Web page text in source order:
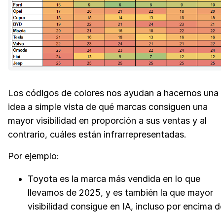
Los códigos de colores nos ayudan a hacernos una
idea a simple vista de qué marcas consiguen una
mayor visibilidad en proporción a sus ventas y al
contrario, cuáles están infrarrepresentadas.
Por ejemplo:
Toyota es la marca más vendida en lo que
llevamos de 2025, y es también la que mayor
visibilidad consigue en IA, incluso por encima